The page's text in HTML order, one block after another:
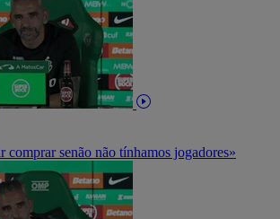
comprar senão não tínhamos jogadores»